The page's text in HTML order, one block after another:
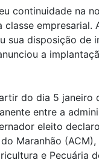
continuidade na
empresarial.
sua disposição de
a
do dia 5 janeiro
entre a
eleito
Maranhão
e Pecuária